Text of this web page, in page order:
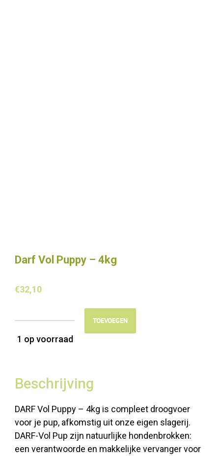
Darf Vol Puppy – 4kg
€32,10
1 op voorraad
Vol
4kg
aantal
TOEVOEGEN
Beschrijving
DARF Vol Puppy – 4kg is compleet droogvoer
voor je pup, afkomstig uit onze eigen slagerij.
DARF-Vol Pup zijn natuurlijke hondenbrokken:
een verantwoorde en makkelijke vervanger voor